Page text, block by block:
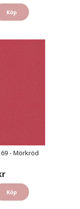
Köp
- Mörkröd
Köp